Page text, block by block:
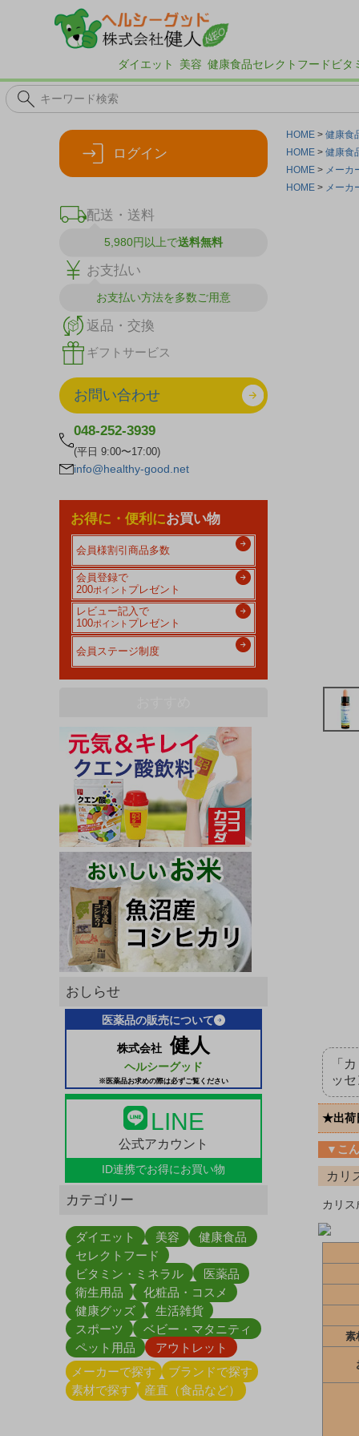
ダイエット 美容 健康食品セレクトフード ビタ
ログイン
配送・送料
5,980円以上で送料無料
お支払い
お支払い方法を多数ご用意
返品・交換
ギフトサービス
お問い合わせ
048-252-3939
(平日 9:00〜17:00)
info@healthy-good.net
お得に・便利にお買い物
会員様割引商品多数
会員登録で
200ポイント プレゼント
レビュー記入で
100ポイント プレゼント
会員ステージ制度
おしらせ
医薬品の販売について
株式会社 健人
ヘルシーグッド
※医薬品お求めの際は必ずご覧ください
LINE
公式アカウント
ID連携でお得にお買い物
カテゴリー
ダイエット 美容
健康食品
セレクトフード
ビタミン・ミネラル
医薬品
衛生用品
化粧品・コスメ
健康グッズ
生活雑貨
スポーツ
ベビー・マタニティ
ペット用品
アウトレット
メーカーで探す
ブランドで探す
素材で探す
産直（食品など）
HOME
健康食
HOME
健康食
HOME
メーカ
HOME
メーカ
「
ッ
★出荷
▼こ
カリ
カリ
素